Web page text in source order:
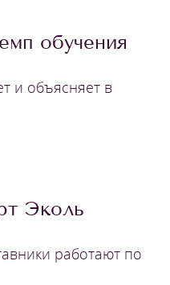
обучения
и объясняет в
Эколь
работают по